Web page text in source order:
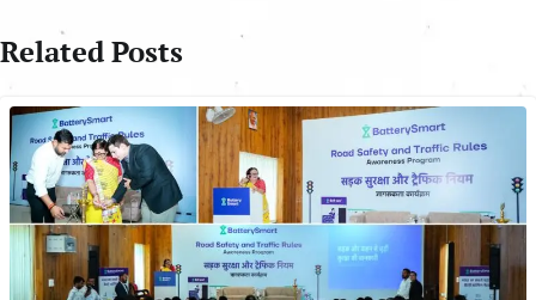
Related Posts